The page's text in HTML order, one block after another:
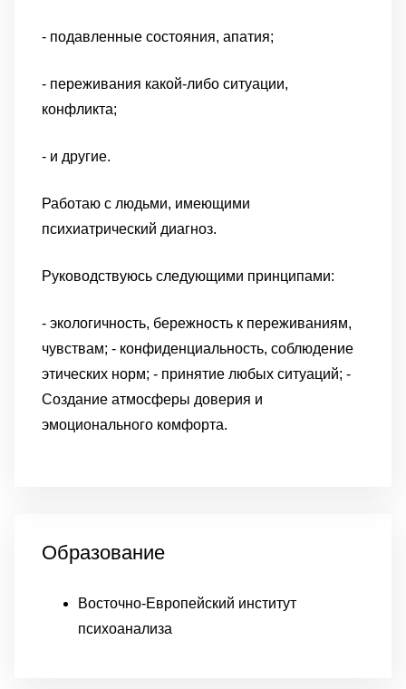
- подавленные состояния, апатия;
- переживания какой-либо ситуации,
конфликта;
- и другие.
Работаю с людьми, имеющими
психиатрический диагноз.
Руководствуюсь следующими принципами:
- экологичность, бережность к переживаниям,
чувствам; - конфиденциальность, соблюдение
этических норм; - принятие любых ситуаций; -
Создание атмосферы доверия и
эмоционального комфорта.
Образование
Восточно-Европейский институт
психоанализа